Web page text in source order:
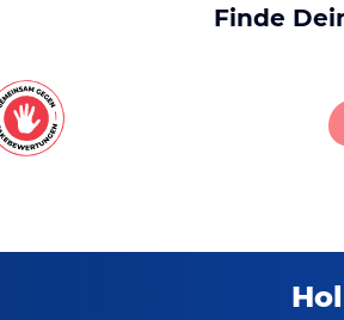
Finde